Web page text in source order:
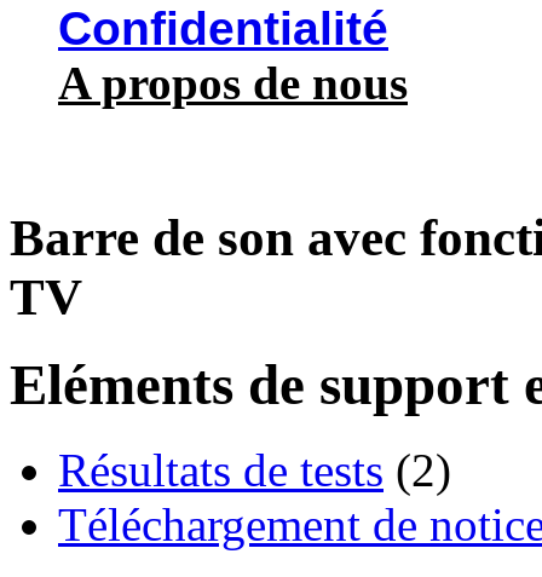
Confidentialité
A propos de nous
Barre de son avec
TV
Eléments de support
Résultats de tests (2)
Téléchargement de